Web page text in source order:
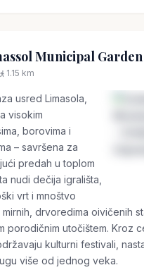
Municipal Garden
1.15 km
usred Limasola,
visokim
borovima i
– savršena za
predah u toplom
nudi dečija igrališta,
vrt i mnoštvo
drvoredima oivičenih
porodičnim utočištem. Kroz
kulturni festivali,
više od jednog veka.